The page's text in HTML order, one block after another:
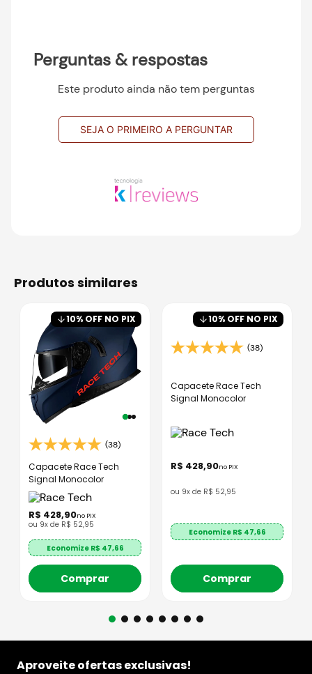
Perguntas & respostas
Este produto ainda não tem perguntas
SEJA O PRIMEIRO A PERGUNTAR
produtos similares
10% OFF NO PIX
(38)
Capacete Race Tech
Signal Monocolor
R$ 428,90no PIX
ou 9x de R$ 52,95
Economize R$ 47,66
Comprar
10% OFF NO PIX
(38)
Capacete Race Tech
Signal Monocolor
R$ 428,90no PIX
ou 9x de R$ 52,95
Economize R$ 47,66
Comprar
Aproveite ofertas exclusivas!